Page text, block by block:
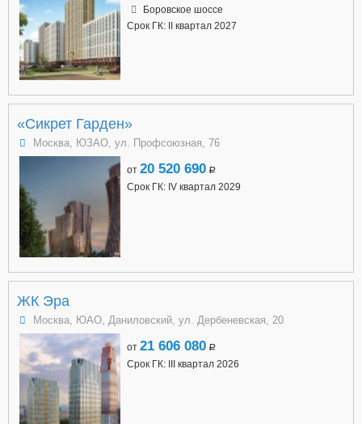
Боровское шоссе
Срок ГК: II квартал 2027
«Сикрет Гарден»
Москва, ЮЗАО, ул. Профсоюзная, 76
от 20 520 690 a
Срок ГК: IV квартал 2029
ЖК Эра
Москва, ЮАО, Даниловский, ул. Дербеневская, 20
от 21 606 080 a
Срок ГК: III квартал 2026